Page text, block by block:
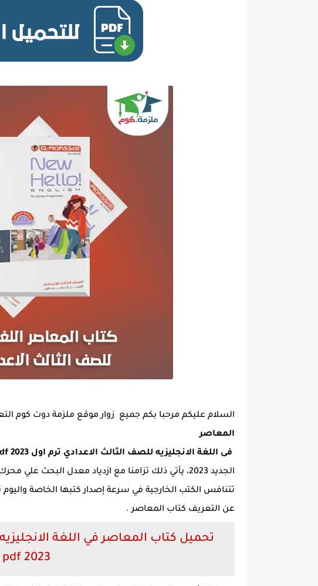
السلام عليكم مرحبا بكم جميع زوار موقع ملزمة دوت كوم
المعاصر
فى اللغة الانجليزيه للصف الثالث الاعدادي ترم اول 2023 pdf
الجديد 2023، يأتي ذلك تزامنا مع ازدياد معدل
تتنافس الكتب الخارجية في سرعة إصدار كتبها الخاصة
عن التعريف كتاب المعاصر .
تحميل كتاب المعاصر في اللغة
2023 pdf